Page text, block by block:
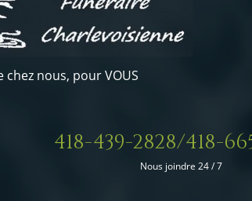
nous, pour VOUS
418-439-2828/418-
Nous joindre 24 / 7